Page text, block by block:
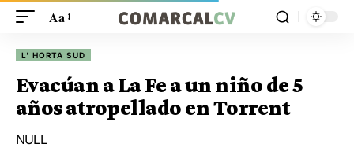
Aa
L' HORTA SUD
Evacúan a La Fe a un niño de 5
años atropellado en Torrent
NULL